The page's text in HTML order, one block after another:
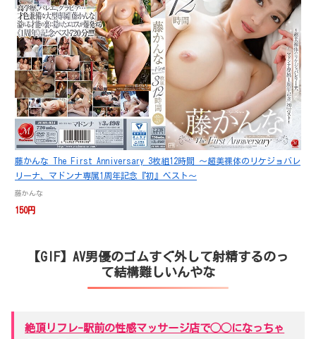
藤かんな The First Anniversary 3枚組12時間 ～超美裸体のリケジョバレ
リーナ、マドンナ専属1周年記念『初』ベスト～
藤かんな
150円
【GIF】AV男優のゴムすぐ外して射精するのっ
て結構難しいんやな
絶頂リフレ-駅前の性感マッサージ店で◯◯になっちゃ